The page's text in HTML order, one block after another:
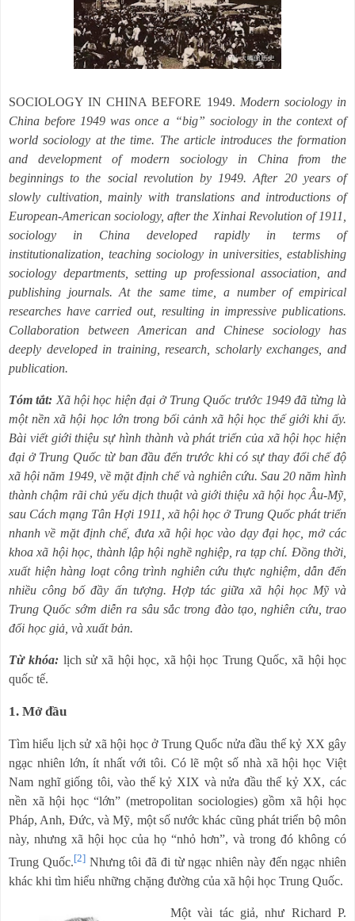
SOCIOLOGY IN CHINA BEFORE 1949. Modern sociology in
China before 1949 was once a “big” sociology in the context of
world sociology at the time. The article introduces the formation
and development of modern sociology in China from the
beginnings to the social revolution by 1949. After 20 years of
slowly cultivation, mainly with translations and introductions of
European-American sociology, after the Xinhai Revolution of 1911,
sociology in China developed rapidly in terms of
institutionalization, teaching sociology in universities, establishing
sociology departments, setting up professional association, and
publishing journals. At the same time, a number of empirical
researches have carried out, resulting in impressive publications.
Collaboration between American and Chinese sociology has
deeply developed in training, research, scholarly exchanges, and
publication.
Tóm tắt: Xã hội học hiện đại ở Trung Quốc trước 1949 đã từng là
một nền xã hội học lớn trong bối cảnh xã hội học thế giới khi ấy.
Bài viết giới thiệu sự hình thành và phát triển của xã hội học hiện
đại ở Trung Quốc từ ban đầu đến trước khi có sự thay đổi chế độ
xã hội năm 1949, về mặt định chế và nghiên cứu. Sau 20 năm hình
thành chậm rãi chủ yếu dịch thuật và giới thiệu xã hội học Âu-Mỹ,
sau Cách mạng Tân Hợi 1911, xã hội học ở Trung Quốc phát triển
nhanh về mặt định chế, đưa xã hội học vào dạy đại học, mở các
khoa xã hội học, thành lập hội nghề nghiệp, ra tạp chí. Đồng thời,
xuất hiện hàng loạt công trình nghiên cứu thực nghiệm, dẫn đến
nhiều công bố đầy ấn tượng. Hợp tác giữa xã hội học Mỹ và
Trung Quốc sớm diễn ra sâu sắc trong đào tạo, nghiên cứu, trao
đổi học giả, và xuất bản.
Từ khóa: lịch sử xã hội học, xã hội học Trung Quốc, xã hội học
quốc tế.
1. Mở đầu
Tìm hiểu lịch sử xã hội học ở Trung Quốc nửa đầu thế kỷ XX gây
ngạc nhiên lớn, ít nhất với tôi. Có lẽ một số nhà xã hội học Việt
Nam nghĩ giống tôi, vào thế kỷ XIX và nửa đầu thế kỷ XX, các
nền xã hội học “lớn” (metropolitan sociologies) gồm xã hội học
Pháp, Anh, Đức, và Mỹ, một số nước khác cũng phát triển bộ môn
này, nhưng xã hội học của họ “nhỏ hơn”, và trong đó không có
Trung Quốc.[2]Nhưng tôi đã đi từ ngạc nhiên này đến ngạc nhiên
khác khi tìm hiểu những chặng đường của xã hội học Trung Quốc.
Một vài tác giả, như Richard P.